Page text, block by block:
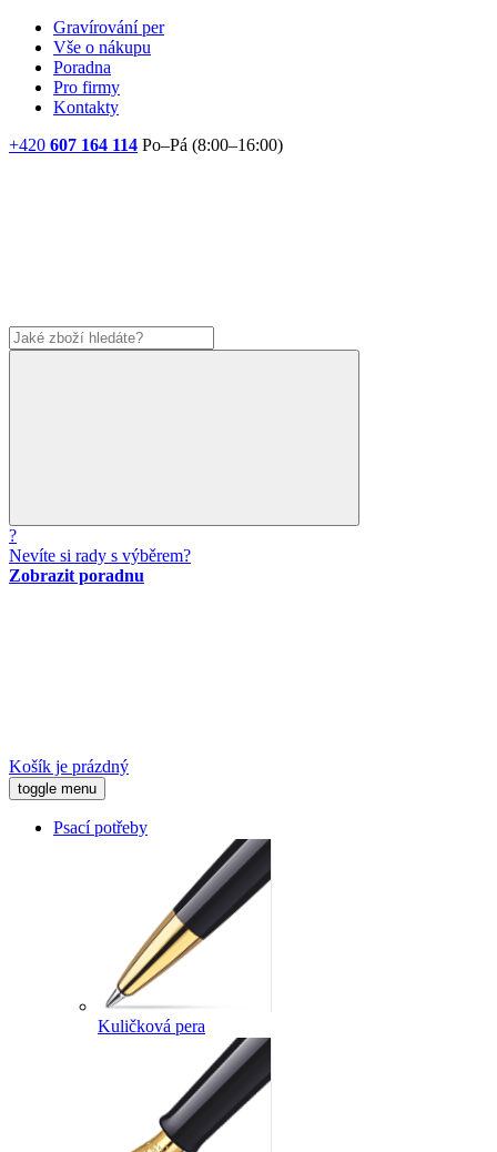
Gravírování per
Vše o nákupu
Poradna
Pro firmy
Kontakty
+420 607 164 114 Po–Pá (8:00–16:00)
?
Nevíte si rady s výběrem?
Zobrazit poradnu
Košík je prázdný
toggle menu
Psací potřeby
Kuličková pera